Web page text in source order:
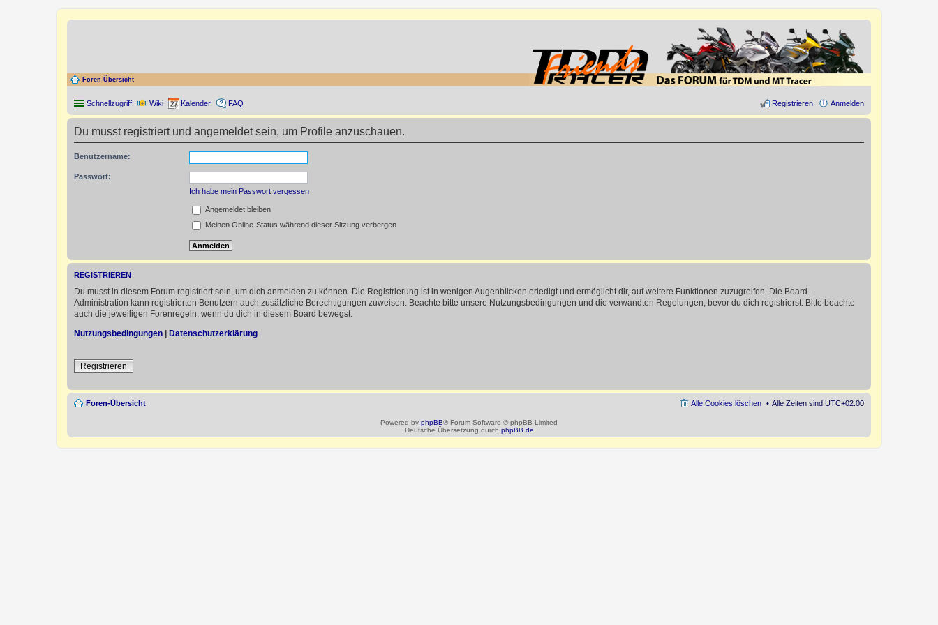
Foren-Übersicht
Schnellzugriff Wiki Kalender FAQ Anmelden
Registrieren
Du musst registriert und angemeldet sein, um Profile anzuschauen.
Benutzername:
Passwort:
Ich habe mein Passwort vergessen
Angemeldet bleiben
Meinen Online-Status während dieser Sitzung verbergen
REGISTRIEREN
Du musst in diesem Forum registriert sein, um dich anmelden zu können. Die Registrierung ist in wenigen Augenblicken erledigt und ermöglicht dir, auf weitere Funktionen zuzugreifen. Die Board-
Administration kann registrierten Benutzern auch zusätzliche Berechtigungen zuweisen. Beachte bitte unsere Nutzungsbedingungen und die verwandten Regelungen, bevor du dich registrierst. Bitte beachte
auch die jeweiligen Forenregeln, wenn du dich in diesem Board bewegst.
Nutzungsbedingungen | Datenschutzerklärung
Registrieren
Foren-Übersicht Alle Zeiten sind UTC+02:00
Alle Cookies löschen
Powered by phpBB® Forum Software © phpBB Limited
Deutsche Übersetzung durch phpBB.de